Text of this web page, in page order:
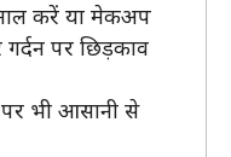
करें या मेकअप
पर छिड़काव
भी आसानी से